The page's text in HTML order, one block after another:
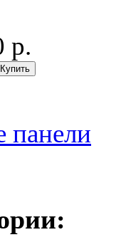
р.
панели